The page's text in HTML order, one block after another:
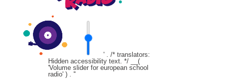
' . /* translators:
Hidden accessibility text. */ __(
'Volume slider for european school
radio' ) . ''